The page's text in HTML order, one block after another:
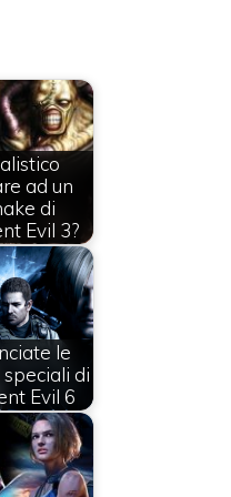
ad un
di
Evil 3?
le
di
Evil 6